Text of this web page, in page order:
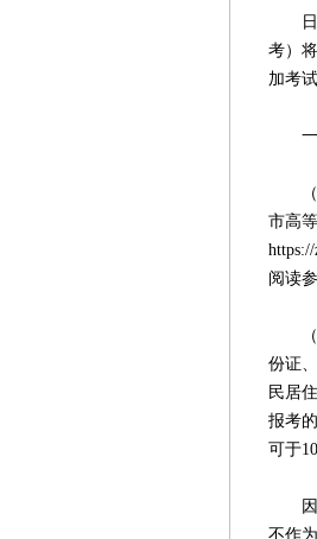
日前
考）
加考
一
（一
市高
阅读
（二
份证
民居
报考
可于
因手
不作